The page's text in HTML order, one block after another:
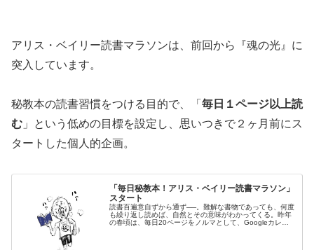
アリス・ベイリー読書マラソンは、前回から『魂の光』に
突入しています。
秘教本の読書習慣をつける目的で、「 毎日１ページ以上読
む 」という低めの目標を設定し、思いつきで２ヶ月前にス
タートした個人的企画。
「毎日秘教本！アリス・ベイリー読書マラソン」
スタート
読書百遍意自ずから通ず──。難解な書物であっても、何度
も繰り返し読めば、自然とその意味がわかってくる。昨年
の春頃は、毎日20ページをノルマとして、Googleカレン